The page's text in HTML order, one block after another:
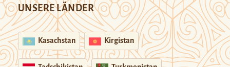
UNSERE LÄNDER
Kasachstan Kirgistan